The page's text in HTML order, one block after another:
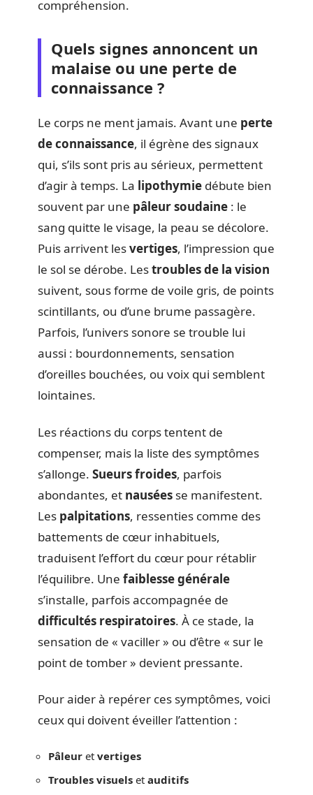
compréhension.
Quels signes annoncent un
malaise ou une perte de
connaissance ?
Le corps ne ment jamais. Avant une perte
de connaissance, il égrène des signaux
qui, s’ils sont pris au sérieux, permettent
d’agir à temps. La lipothymie débute bien
souvent par une pâleur soudaine : le
sang quitte le visage, la peau se décolore.
Puis arrivent lesvertiges, l’impression que
le sol se dérobe. Lestroubles de la vision
suivent, sous forme de voile gris, de points
scintillants, ou d’une brume passagère.
Parfois, l’univers sonore se trouble lui
aussi : bourdonnements, sensation
d’oreilles bouchées, ou voix qui semblent
lointaines.
Les réactions du corps tentent de
compenser, mais la liste des symptômes
s’allonge. Sueurs froides, parfois
abondantes, et nausées se manifestent.
Les palpitations, ressenties comme des
battements de cœur inhabituels,
traduisent l’effort du cœur pour rétablir
l’équilibre. Une faiblesse générale
s’installe, parfois accompagnée de
difficultés respiratoires. À ce stade, la
sensation de « vaciller » ou d’être « sur le
point de tomber » devient pressante.
Pour aider à repérer ces symptômes, voici
ceux qui doivent éveiller l’attention :
Pâleur et vertiges
Troubles visuels et auditifs